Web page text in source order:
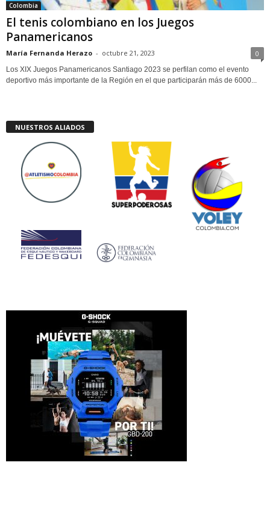
Colombia
El tenis colombiano en los Juegos
Panamericanos
María Fernanda Herazo - octubre 21, 2023 0
Los XIX Juegos Panamericanos Santiago 2023 se perfilan como el evento
deportivo más importante de la Región en el que participarán más de 6000...
NUESTROS ALIADOS